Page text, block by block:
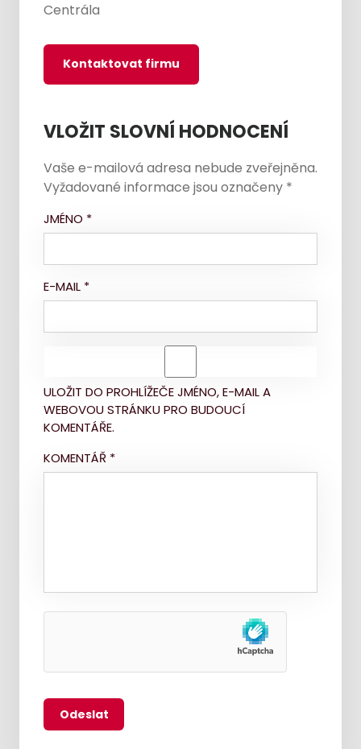
Centrála
Kontaktovat firmu
VLOŽIT SLOVNÍ HODNOCENÍ
Vaše e-mailová adresa nebude zveřejněna.
Vyžadované informace jsou označeny *
JMÉNO *
E-MAIL *
ULOŽIT DO PROHLÍŽEČE JMÉNO, E-MAIL A
WEBOVOU STRÁNKU PRO BUDOUCÍ
KOMENTÁŘE.
KOMENTÁŘ *